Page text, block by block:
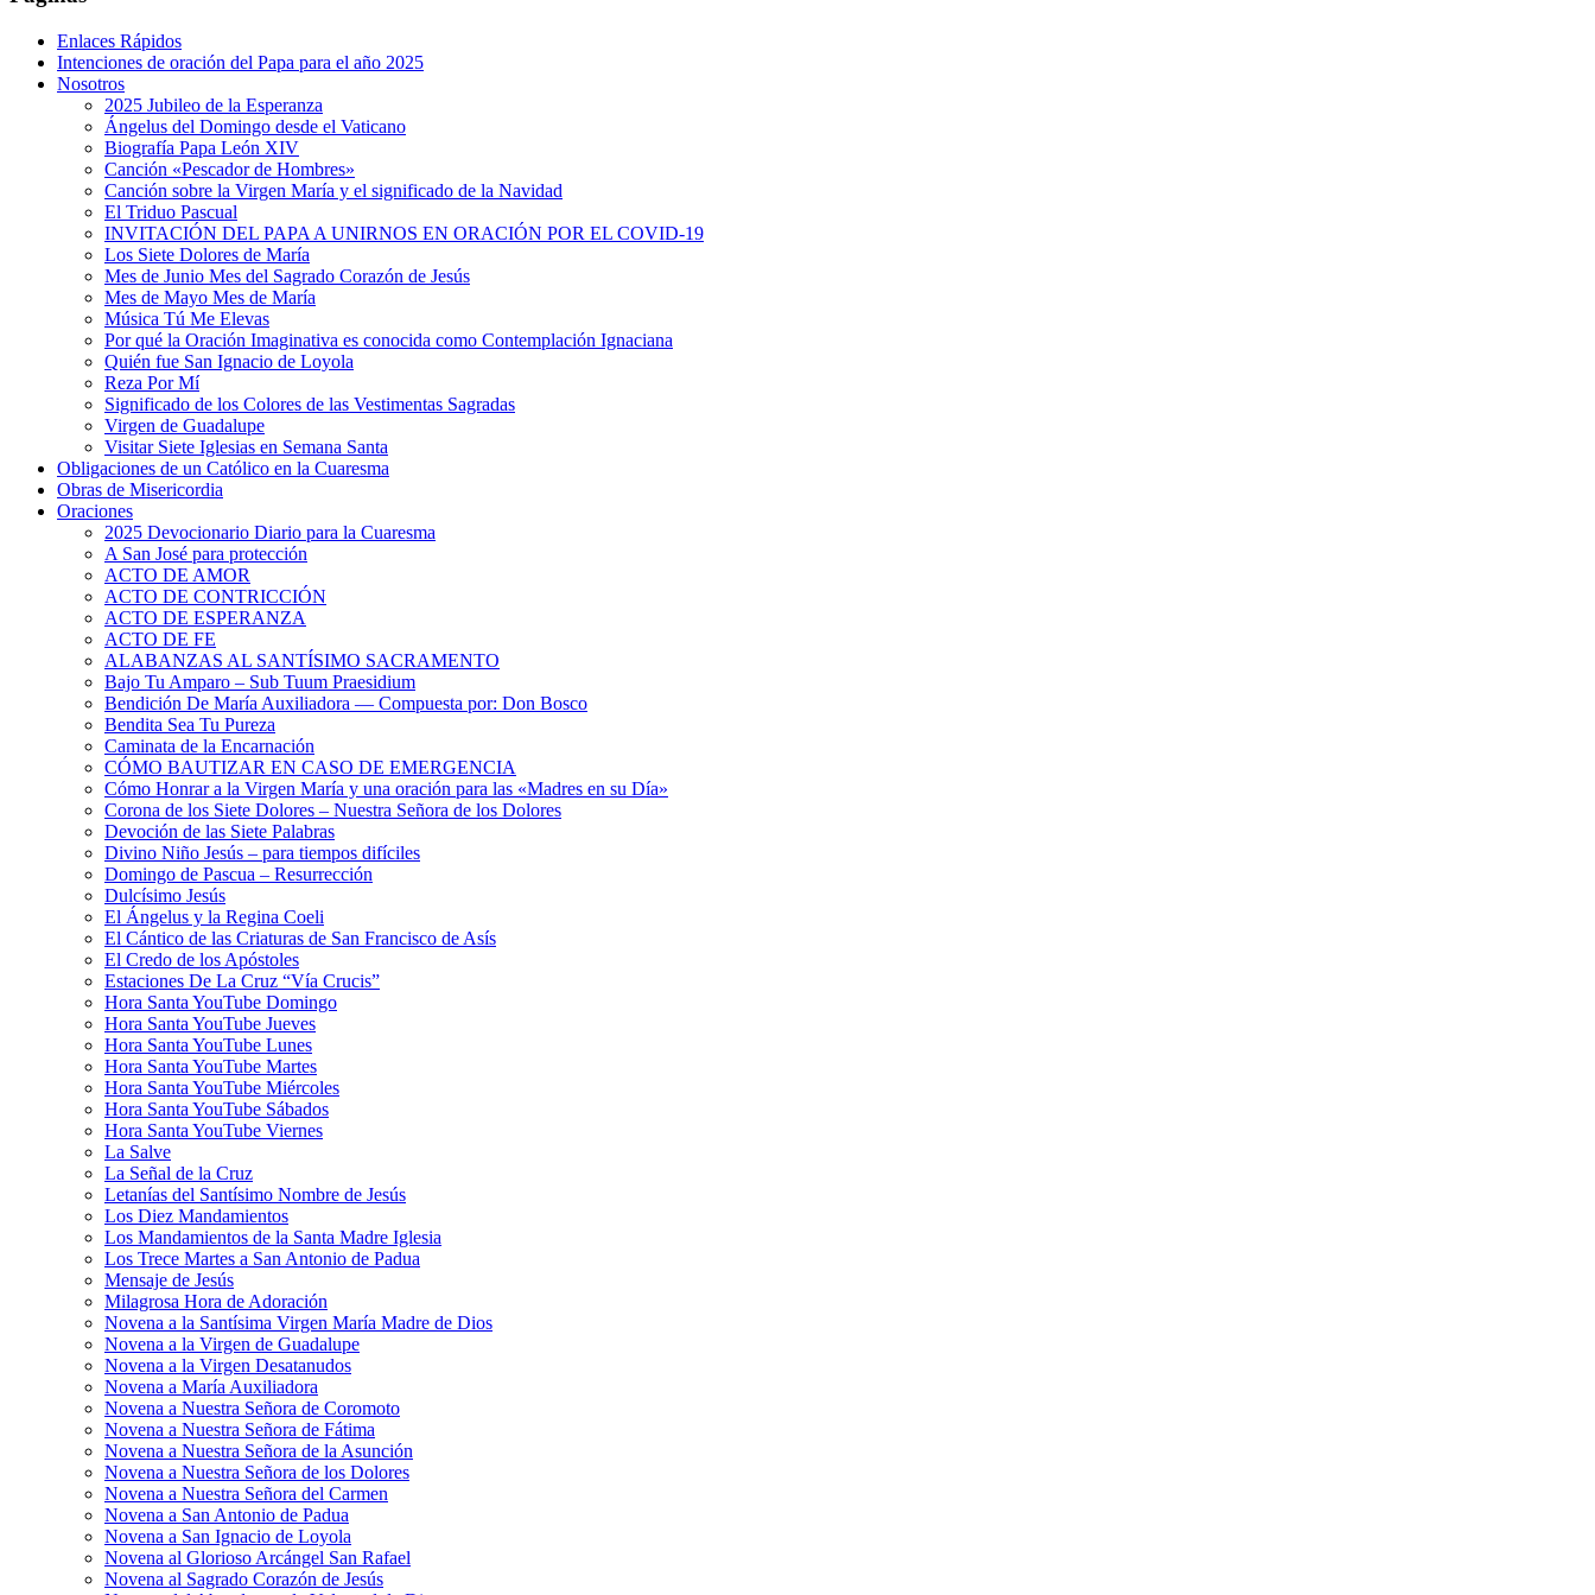
Enlaces Rápidos
Intenciones de oración del Papa para el año 2025
Nosotros
2025 Jubileo de la Esperanza
Ángelus del Domingo desde el Vaticano
Biografía Papa León XIV
Canción «Pescador de Hombres»
Canción sobre la Virgen María y el significado de la Navidad
El Triduo Pascual
INVITACIÓN DEL PAPA A UNIRNOS EN ORACIÓN POR EL COVID-19
Los Siete Dolores de María
Mes de Junio Mes del Sagrado Corazón de Jesús
Mes de Mayo Mes de María
Música Tú Me Elevas
Por qué la Oración Imaginativa es conocida como Contemplación Ignaciana
Quién fue San Ignacio de Loyola
Reza Por Mí
Significado de los Colores de las Vestimentas Sagradas
Virgen de Guadalupe
Visitar Siete Iglesias en Semana Santa
Obligaciones de un Católico en la Cuaresma
Obras de Misericordia
Oraciones
2025 Devocionario Diario para la Cuaresma
A San José para protección
ACTO DE AMOR
ACTO DE CONTRICCIÓN
ACTO DE ESPERANZA
ACTO DE FE
ALABANZAS AL SANTÍSIMO SACRAMENTO
Bajo Tu Amparo – Sub Tuum Praesidium
Bendición De María Auxiliadora — Compuesta por: Don Bosco
Bendita Sea Tu Pureza
Caminata de la Encarnación
CÓMO BAUTIZAR EN CASO DE EMERGENCIA
Cómo Honrar a la Virgen María y una oración para las «Madres en su Día»
Corona de los Siete Dolores – Nuestra Señora de los Dolores
Devoción de las Siete Palabras
Divino Niño Jesús – para tiempos difíciles
Domingo de Pascua – Resurrección
Dulcísimo Jesús
El Ángelus y la Regina Coeli
El Cántico de las Criaturas de San Francisco de Asís
El Credo de los Apóstoles
Estaciones De La Cruz “Vía Crucis”
Hora Santa YouTube Domingo
Hora Santa YouTube Jueves
Hora Santa YouTube Lunes
Hora Santa YouTube Martes
Hora Santa YouTube Miércoles
Hora Santa YouTube Sábados
Hora Santa YouTube Viernes
La Salve
La Señal de la Cruz
Letanías del Santísimo Nombre de Jesús
Los Diez Mandamientos
Los Mandamientos de la Santa Madre Iglesia
Los Trece Martes a San Antonio de Padua
Mensaje de Jesús
Milagrosa Hora de Adoración
Novena a la Santísima Virgen María Madre de Dios
Novena a la Virgen de Guadalupe
Novena a la Virgen Desatanudos
Novena a María Auxiliadora
Novena a Nuestra Señora de Coromoto
Novena a Nuestra Señora de Fátima
Novena a Nuestra Señora de la Asunción
Novena a Nuestra Señora de los Dolores
Novena a Nuestra Señora del Carmen
Novena a San Antonio de Padua
Novena a San Ignacio de Loyola
Novena al Glorioso Arcángel San Rafael
Novena al Sagrado Corazón de Jesús